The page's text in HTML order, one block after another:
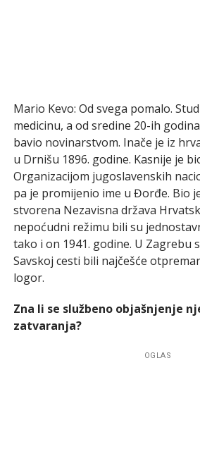
Mario Kevo: Od svega pomalo.
medicinu, a od sredine 20-ih
bavio novinarstvom. Inače je iz
u Drnišu 1896. godine. Kasnije je
Organizacijom jugoslavenskih
pa je promijenio ime u Đorđe. Bio
stvorena Nezavisna država
nepoćudni režimu bili su
tako i on 1941. godine. U Zagrebu
Savskoj cesti bili najčešće
logor.
Zna li se službeno objašnjenje
zatvaranja?
OGLAS